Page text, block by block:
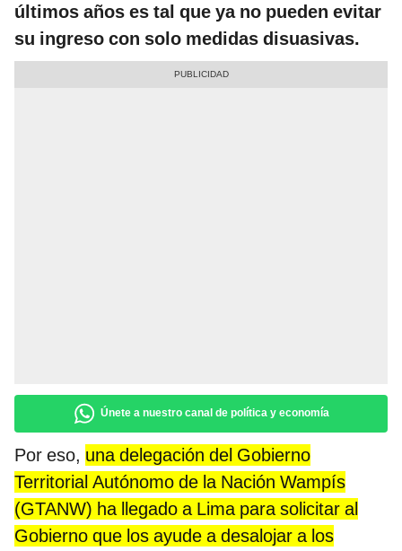
últimos años es tal que ya no pueden evitar
su ingreso con solo medidas disuasivas.
Únete a nuestro canal de política y economía
Por eso, una delegación del Gobierno
Territorial Autónomo de la Nación Wampís
(GTANW) ha llegado a Lima para solicitar al
Gobierno que los ayude a desalojar a los